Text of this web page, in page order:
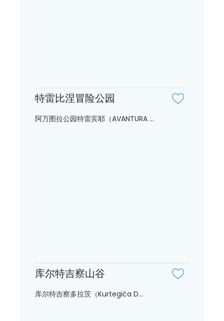
特雷比涅冒险公园
阿万图拉公园特雷宾耶（AVANTURA ...
库尔特吉察山谷
库尔特吉察多拉茨（Kurtegića D...